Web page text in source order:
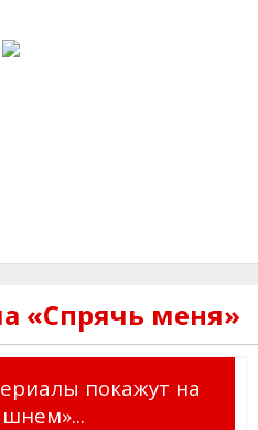
«Спрячь меня»
покажут на